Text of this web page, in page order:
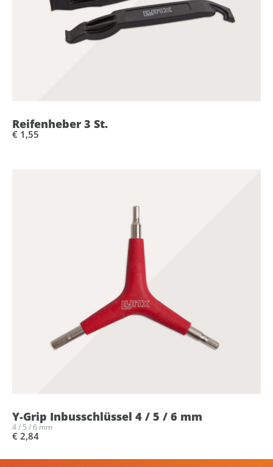
Reifenheber 3 St.
€ 1,55
Y-Grip Inbusschlüssel 4 / 5 / 6 mm
4 / 5 / 6 mm
€ 2,84